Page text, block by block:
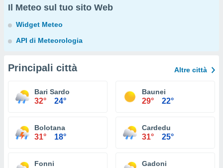
Il Meteo sul tuo sito Web
Widget Meteo
API di Meteorologia
Principali città Altre città
Bari Sardo
32° 24°
Baunei
29° 22°
Bolotana
31° 18°
Cardedu
31° 25°
Fonni Gadoni